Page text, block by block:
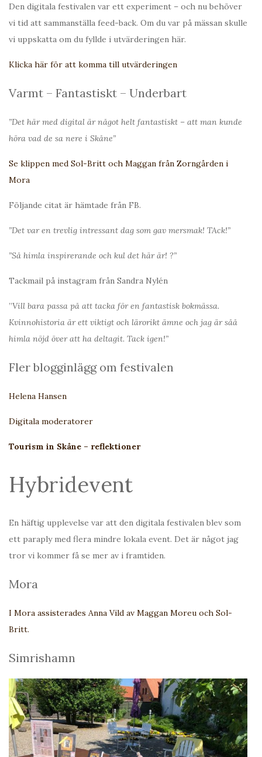
Den digitala festivalen var ett experiment – och nu behöver
vi tid att sammanställa feed-back. Om du var på mässan skulle
vi uppskatta om du fyllde i utvärderingen här.
Klicka här för att komma till utvärderingen
Varmt – Fantastiskt – Underbart
”Det här med digital är något helt fantastiskt – att man kunde
höra vad de sa nere i Skåne”
Se klippen med Sol-Britt och Maggan från Zorngården i
Mora
Följande citat är hämtade från FB.
”Det var en trevlig intressant dag som gav mersmak! TAck!”
”Så himla inspirerande och kul det här är! ?”
Tackmail på instagram från Sandra Nylén
”Vill bara passa på att tacka för en fantastisk bokmässa.
Kvinnohistoria är ett viktigt och lärorikt ämne och jag är såå
himla nöjd över att ha deltagit. Tack igen!”
Fler blogginlägg om festivalen
Helena Hansen
Digitala moderatorer
Tourism in Skåne – reflektioner
Hybridevent
En häftig upplevelse var att den digitala festivalen blev som
ett paraply med flera mindre lokala event. Det är något jag
tror vi kommer få se mer av i framtiden.
Mora
I Mora assisterades Anna Vild av Maggan Moreu och Sol-
Britt.
Simrishamn